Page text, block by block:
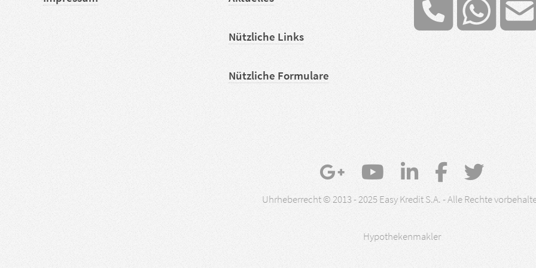
Nützliche Links
Nützliche Formulare
Uhrheberrecht © 2013 - 2025 Easy Kredit S.A. - Alle Rechte
Hypothekenmakler